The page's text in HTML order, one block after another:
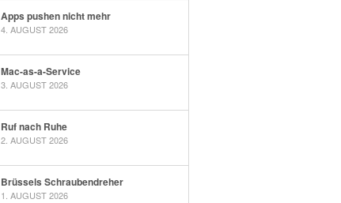
Apps pushen nicht mehr
4. AUGUST 2026
Mac-as-a-Service
3. AUGUST 2026
Ruf nach Ruhe
2. AUGUST 2026
Brüssels Schraubendreher
1. AUGUST 2026